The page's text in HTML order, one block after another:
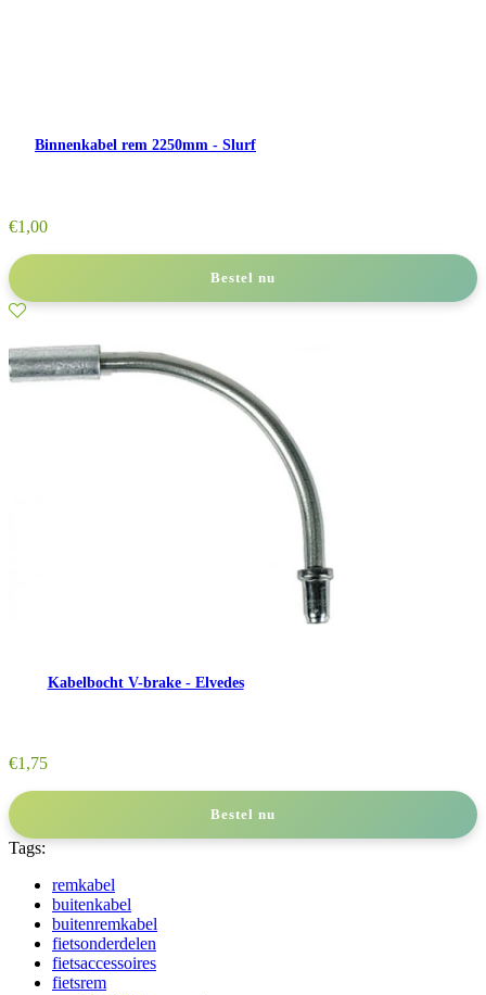
Binnenkabel rem 2250mm - Slurf
€1,00
Bestel nu
Kabelbocht V-brake - Elvedes
€1,75
Bestel nu
Tags:
remkabel
buitenkabel
buitenremkabel
fietsonderdelen
fietsaccessoires
fietsrem